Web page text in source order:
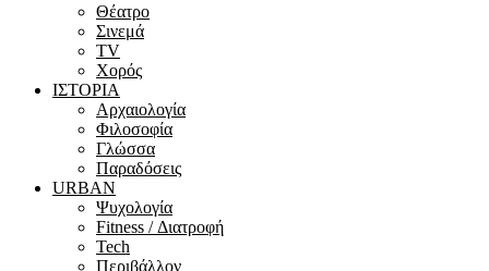
Θέατρο
Σινεμά
ΤV
Χορός
ΙΣΤΟΡΙΑ
Αρχαιολογία
Φιλοσοφία
Γλώσσα
Παραδόσεις
URBAN
Ψυχολογία
Fitness / Διατροφή
Tech
Περιβάλλον